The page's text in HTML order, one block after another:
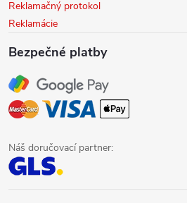
Reklamačný protokol
Reklamácie
Bezpečné platby
Náš doručovací partner: